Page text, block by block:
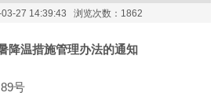
27 14:39:43 浏览次数：1862
降温措施管理办法的通知
号